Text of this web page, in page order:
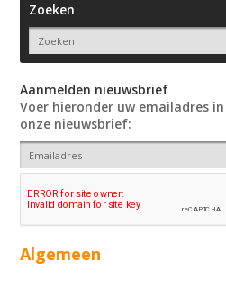
Zoeken
Aanmelden nieuwsbrief
Voer hieronder uw emailadres
onze nieuwsbrief:
Algemeen